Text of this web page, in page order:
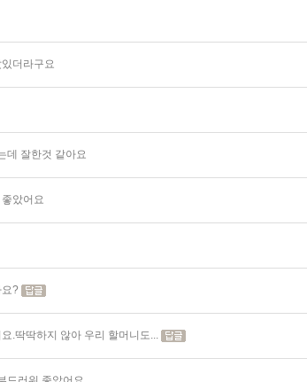
더라구요
데 잘한것 같아요
았어요
요?
.딱딱하지 않아 우리 할머니도...